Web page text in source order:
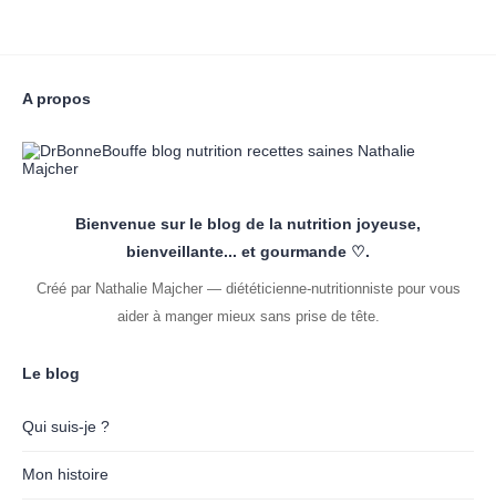
A propos
Bienvenue sur le blog de la nutrition joyeuse,
bienveillante... et gourmande ♡.
Créé par Nathalie Majcher — diététicienne-nutritionniste pour vous
aider à manger mieux sans prise de tête.
Le blog
Qui suis-je ?
Mon histoire